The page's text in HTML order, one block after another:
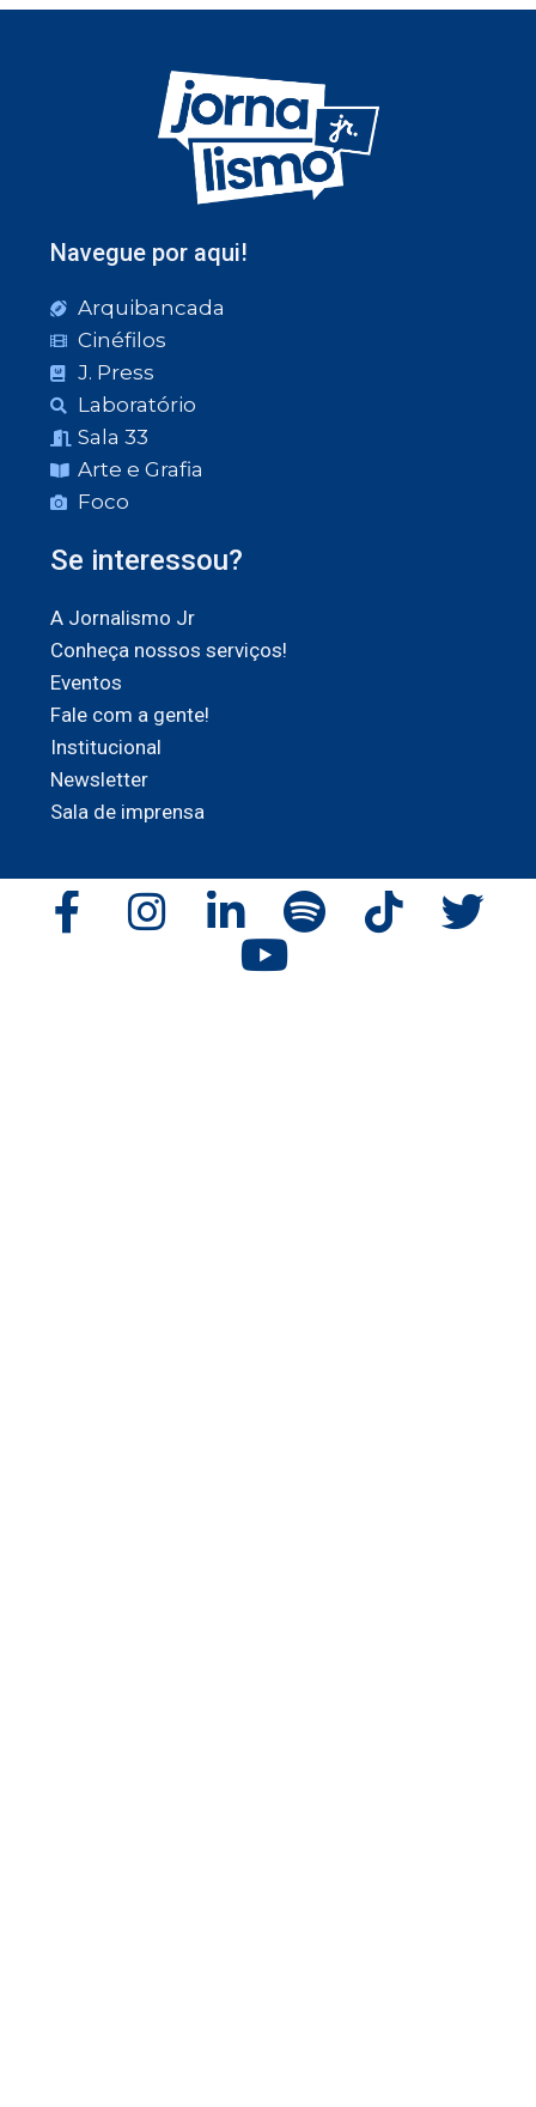
Navegue por aqui!
Arquibancada
Cinéfilos
J. Press
Laboratório
Sala 33
Arte e Grafia
Foco
Se interessou?
A Jornalismo Jr
Conheça nossos serviços!
Eventos
Fale com a gente!
Institucional
Newsletter
Sala de imprensa